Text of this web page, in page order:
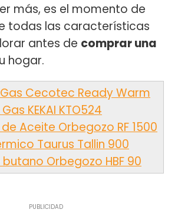
más, es el momento de
todas las características
antes de comprar una
hogar.
Cecotec Ready Warm
KEKAI KTO524
Aceite Orbegozo RF 1500
Taurus Tallin 900
Orbegozo HBF 90